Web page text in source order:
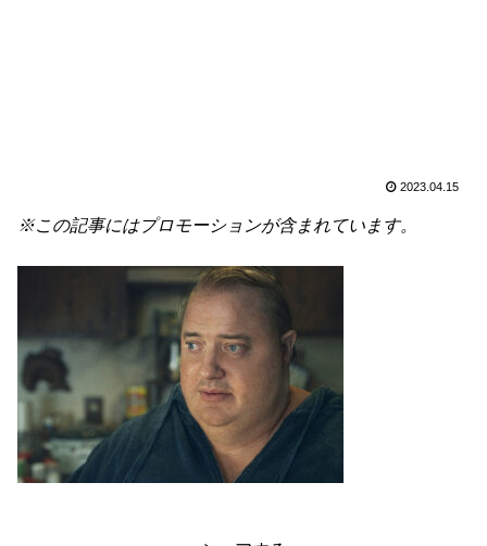
2023.04.15
※この記事にはプロモーションが含まれています。